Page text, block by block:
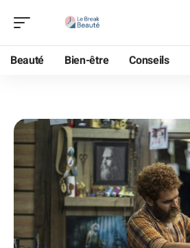
Beauté Bien-être Conseils